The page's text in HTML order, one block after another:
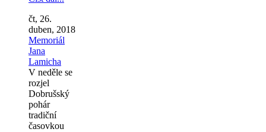
čt, 26.
duben, 2018
Memoriál
Jana
Lamicha
V neděle se
rozjel
Dobrušský
pohár
tradiční
časovkou